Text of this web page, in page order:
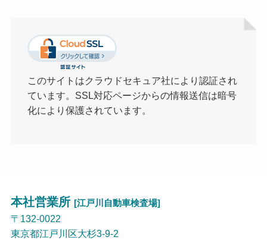
このサイトはクラウドセキュア社により認証され
ています。SSL対応ページからの情報送信は暗号
化により保護されています。
本社営業所 [江戸川自動車検査場]
〒132-0022
東京都江戸川区大杉3-9-2